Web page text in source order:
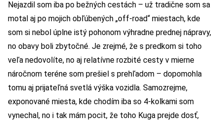
Nejazdil som iba po bežných cestách – už tradične som sa
motal aj po mojich obľúbených „off-road“ miestach, kde
som si nebol úplne istý pohonom výhradne prednej nápravy,
no obavy boli zbytočné. Je zrejmé, že s predkom si toho
veľa nedovolíte, no aj relatívne rozbité cesty v mierne
náročnom teréne som prešiel s prehľadom – dopomohla
tomu aj prijateľná svetlá výška vozidla. Samozrejme,
exponované miesta, kde chodím iba so 4-kolkami som
vynechal, no i tak mám pocit, že toho Kuga prejde dosť,